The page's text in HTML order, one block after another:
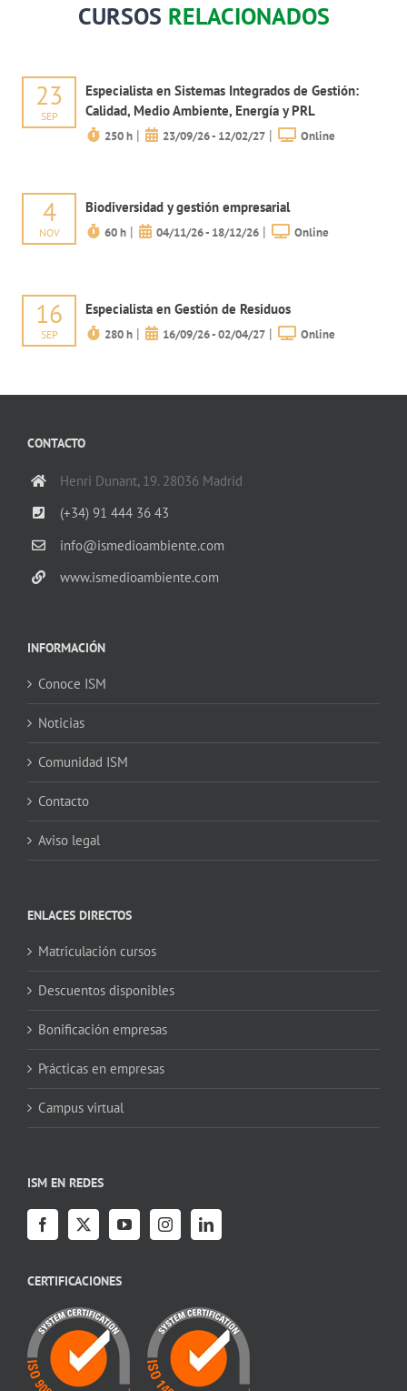
CURSOS RELACIONADOS
23
SEP
Especialista en Sistemas Integrados de Gestión:
Calidad, Medio Ambiente, Energía y PRL
250 h | 23/09/26 - 12/02/27 | Online
4
NOV
Biodiversidad y gestión empresarial
60 h | 04/11/26 - 18/12/26 | Online
16
SEP
Especialista en Gestión de Residuos
280 h | 16/09/26 - 02/04/27 | Online
CONTACTO
Henri Dunant, 19. 28036 Madrid
(+34) 91 444 36 43
info@ismedioambiente.com
www.ismedioambiente.com
INFORMACIÓN
Conoce ISM
Noticias
Comunidad ISM
Contacto
Aviso legal
ENLACES DIRECTOS
Matriculación cursos
Descuentos disponibles
Bonificación empresas
Prácticas en empresas
Campus virtual
ISM EN REDES
CERTIFICACIONES